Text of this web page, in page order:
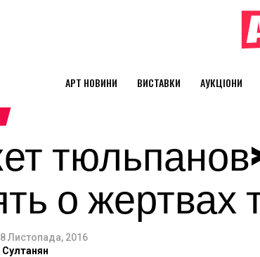
АРТ НОВИНИ ВИСТАВКИ АУКЦІОНИ
о жертвах
Листопада, 2016
Султанян